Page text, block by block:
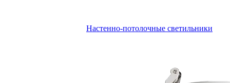
Настенно-потолочные светильники